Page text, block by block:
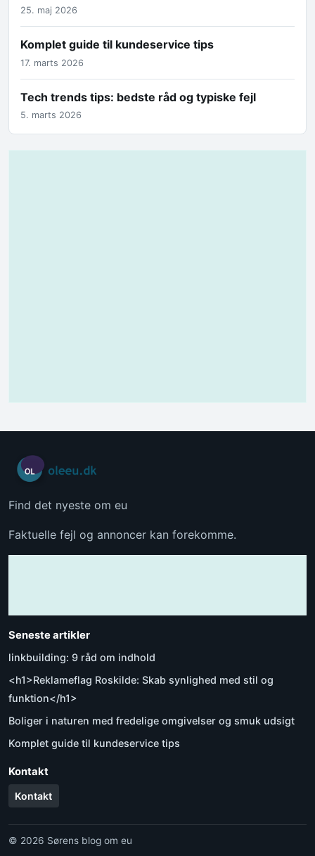
25. maj 2026
Komplet guide til kundeservice tips
17. marts 2026
Tech trends tips: bedste råd og typiske fejl
5. marts 2026
Find det nyeste om eu
Faktuelle fejl og annoncer kan forekomme.
Seneste artikler
linkbuilding: 9 råd om indhold
<h1>Reklameflag Roskilde: Skab synlighed med stil og
funktion</h1>
Boliger i naturen med fredelige omgivelser og smuk udsigt
Komplet guide til kundeservice tips
Kontakt
Kontakt
© 2026 Sørens blog om eu